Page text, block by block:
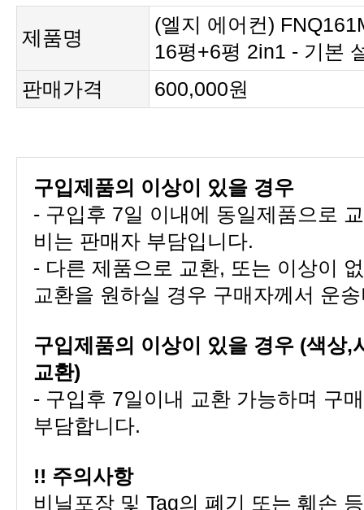
제품명
16평+6평 2in1 - 기본
판매가격
600,000원
구입제품의 이상이 있을 경우
비는 판매자 부담입니다.
교환을 원하실 경우 구매자께서 운
교환)
부담합니다.
!! 주의사항